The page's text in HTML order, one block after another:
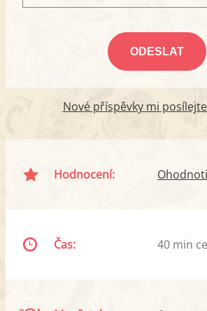
Nové příspěvky mi
Hodnocení:
Čas: 40 min